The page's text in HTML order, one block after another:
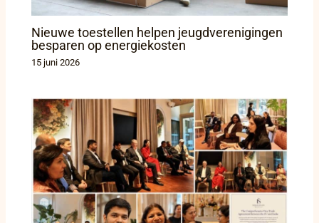
Nieuwe toestellen helpen jeugdverenigingen
besparen op energiekosten
15 juni 2026